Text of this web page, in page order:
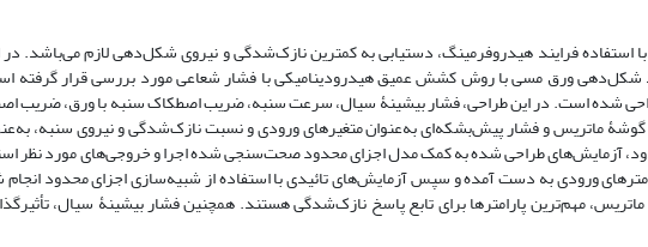
استفاده فرایند هیدروفرمینگ، دستیابی به کمترین نازک‌شدگی و نیروی شکل‌دهی لازم می‌باشد. در
شکل‌دهی ورق مسی با روش کشش عمیق هیدرودینامیکی با فشار شعاعی مورد بررسی قرار گرفته
شده است. در این طراحی، فشار بیشینۀ سیال، سرعت سنبه، ضریب اصطکاک سنبه با ورق، ضریب
ماتریس و فشار پیش‌بشکه‌ای به‌عنوان متغیرهای ورودی و نسبت نازک‌شدگی و نیروی سنبه،
آزمایش‌های طراحی شده به کمک مدل اجزای محدود صحت‌سنجی شده اجرا و خروجی‌های مورد نظر
ورودی به دست آمده و سپس آزمایش‌های تائیدی با استفاده از شبیه‌سازی اجزای محدود
مهم‌ترین پارامترها برای تابع پاسخ نازک‌شدگی هستند. همچنین فشار بیشینۀ سیال،